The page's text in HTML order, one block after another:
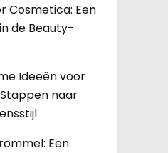
Cosmetica: Een
de Beauty-
Ideeën voor
Stappen naar
Een